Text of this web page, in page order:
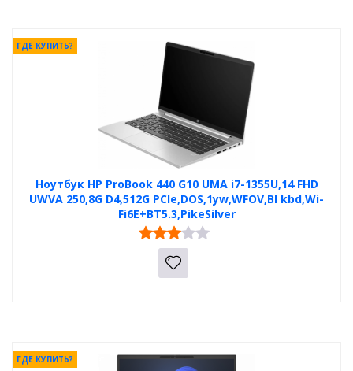
Ноутбук HP ProBook 440 G10 UMA i7-1355U,14 FHD
UWVA 250,8G D4,512G PCIe,DOS,1yw,WFOV,Bl kbd,Wi-
Fi6E+BT5.3,PikeSilver
ГДЕ КУПИТЬ?
ГДЕ КУПИТЬ?